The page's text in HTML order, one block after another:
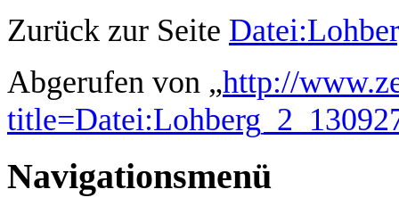
Zurück zur Seite
Abgerufen von „http://
Navigationsmenü